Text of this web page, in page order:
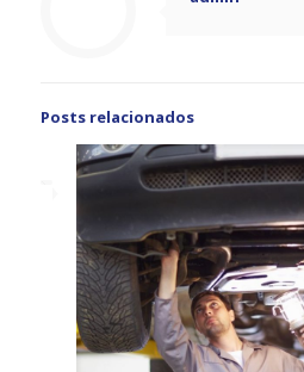
Posts relacionados